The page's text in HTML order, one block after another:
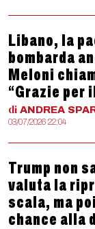
Libano, la
bombarda
Meloni
“Grazie per
di ANDREA
03/07/2026 22:04
Trump non
valuta la
scala, ma
chance alla